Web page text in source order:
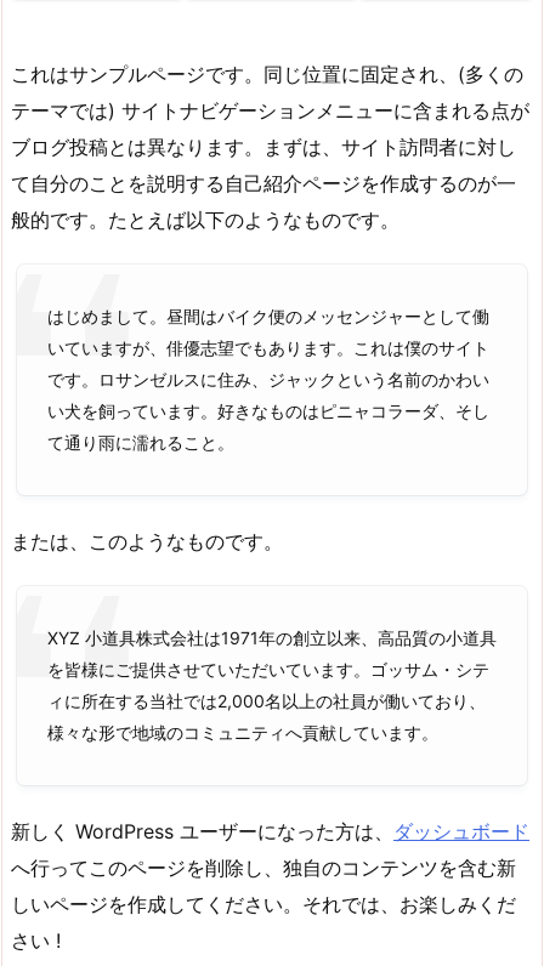
これはサンプルページです。同じ位置に固定され、(多くの
テーマでは) サイトナビゲーションメニューに含まれる点が
ブログ投稿とは異なります。まずは、サイト訪問者に対し
て自分のことを説明する自己紹介ページを作成するのが一
般的です。たとえば以下のようなものです。
はじめまして。昼間はバイク便のメッセンジャーとして働
いていますが、俳優志望でもあります。これは僕のサイト
です。ロサンゼルスに住み、ジャックという名前のかわい
い犬を飼っています。好きなものはピニャコラーダ、そし
て通り雨に濡れること。
または、このようなものです。
XYZ 小道具株式会社は1971年の創立以来、高品質の小道具
を皆様にご提供させていただいています。ゴッサム・シテ
ィに所在する当社では2,000名以上の社員が働いており、
様々な形で地域のコミュニティへ貢献しています。
新しく WordPress ユーザーになった方は、 ダッシュボード
へ行ってこのページを削除し、独自のコンテンツを含む新
しいページを作成してください。それでは、お楽しみくだ
さい !